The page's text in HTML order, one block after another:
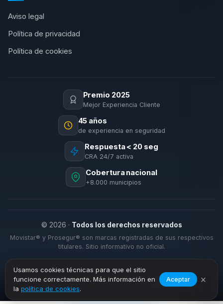
Usamos cookies técnicas para que el sitio
funcione correctamente. Más información en
la política de cookies.
Aceptar ×
Aviso legal
Política de privacidad
Política de cookies
Premio 2025
Mejor Experiencia Cliente
45 años
de experiencia en seguridad
Respuesta < 20 seg
CRA 24/7 activa
Cobertura nacional
+8.000 municipios
© 2026 · Todos los derechos reservados
Movistar® y Prosegur® son marcas registradas de sus respectivos
titulares. Sitio informativo no oficial.
Inicio › Alarmas Negocio › Villamartín